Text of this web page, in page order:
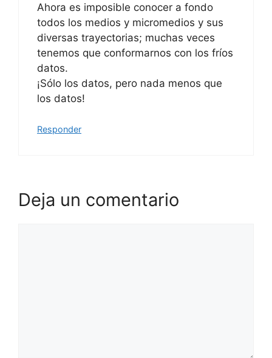
Ahora es imposible conocer a fondo
todos los medios y micromedios y sus
diversas trayectorias; muchas veces
tenemos que conformarnos con los fríos
datos.
¡Sólo los datos, pero nada menos que
los datos!
Responder
Deja un comentario